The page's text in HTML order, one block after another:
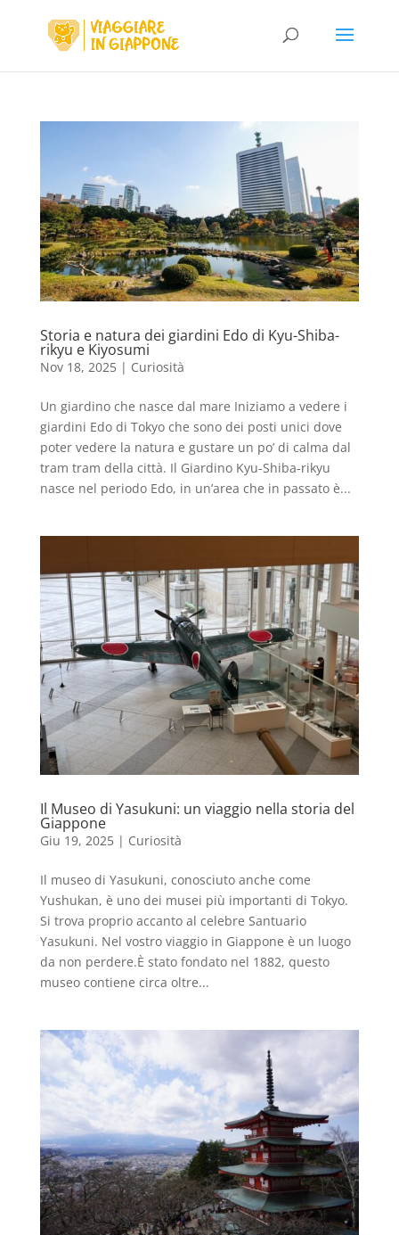
Storia e natura dei giardini Edo di Kyu-Shiba-
rikyu e Kiyosumi
Nov 18, 2025| Curiosità
Un giardino che nasce dal mare Iniziamo a vedere i
giardini Edo di Tokyo che sono dei posti unici dove
poter vedere la natura e gustare un po’ di calma dal
tram tram della città. Il Giardino Kyu-Shiba-rikyu
nasce nel periodo Edo, in un’area che in passato è...
Il Museo di Yasukuni: un viaggio nella storia del
Giappone
Giu 19, 2025| Curiosità
Il museo di Yasukuni, conosciuto anche come
Yushukan, è uno dei musei più importanti di Tokyo.
Si trova proprio accanto al celebre Santuario
Yasukuni. Nel vostro viaggio in Giappone è un luogo
da non perdere.È stato fondato nel 1882, questo
museo contiene circa oltre...